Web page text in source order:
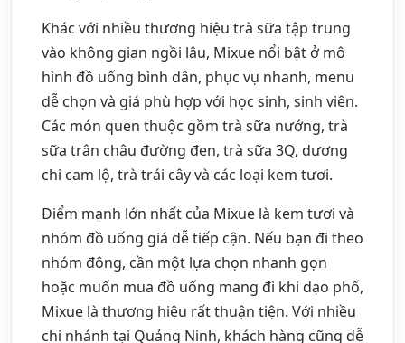
Khác với nhiều thương hiệu trà sữa tập trung
vào không gian ngồi lâu, Mixue nổi bật ở mô
hình đồ uống bình dân, phục vụ nhanh, menu
dễ chọn và giá phù hợp với học sinh, sinh viên.
Các món quen thuộc gồm trà sữa nướng, trà
sữa trân châu đường đen, trà sữa 3Q, dương
chi cam lộ, trà trái cây và các loại kem tươi.
Điểm mạnh lớn nhất của Mixue là kem tươi và
nhóm đồ uống giá dễ tiếp cận. Nếu bạn đi theo
nhóm đông, cần một lựa chọn nhanh gọn
hoặc muốn mua đồ uống mang đi khi dạo phố,
Mixue là thương hiệu rất thuận tiện. Với nhiều
chi nhánh tại Quảng Ninh, khách hàng cũng dễ